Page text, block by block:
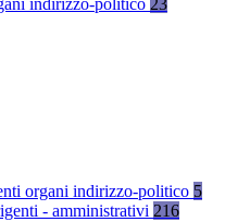
indirizzo-politico 23
organi indirizzo-politico 5
- amministrativi 216